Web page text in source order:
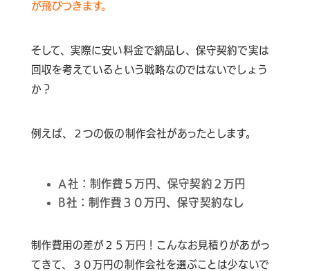
が飛びつきます。
そして、実際に安い料金で納品し、保守契約で実は
回収を考えているという戦略なのではないでしょう
か？
例えば、２つの仮の制作会社があったとします。
A社：制作費５万円、保守契約２万円
B社：制作費３０万円、保守契約なし
制作費用の差が２５万円！こんなお見積りがあがっ
てきて、３０万円の制作会社を選ぶことは少ないで